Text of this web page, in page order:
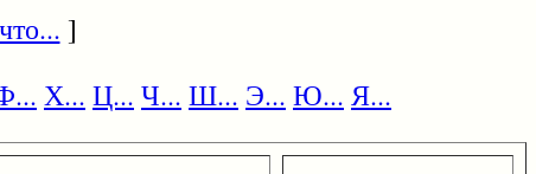
]
Х... Ц... Ч... Ш... Э... Ю... Я...